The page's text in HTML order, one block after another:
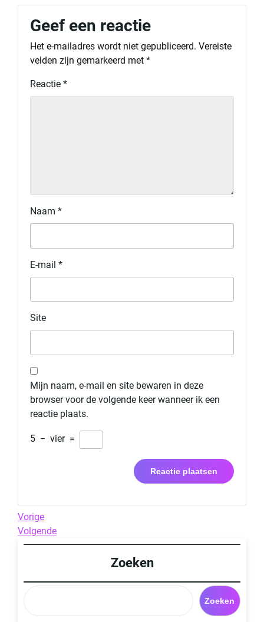
Geef een reactie
Het e-mailadres wordt niet gepubliceerd. Vereiste
velden zijn gemarkeerd met *
Reactie *
Naam *
E-mail *
Site
Mijn naam, e-mail en site bewaren in deze
browser voor de volgende keer wanneer ik een
reactie plaats.
5 − vier =
Berichtnavigatie
Previous
Post
Vorige
Next
Post
Volgende
Zoeken
Zoeken